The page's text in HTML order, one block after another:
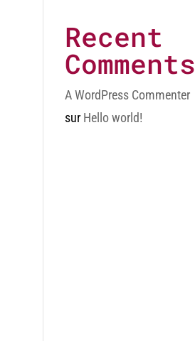
Recent
Comments
A WordPress Commenter
sur Hello world!